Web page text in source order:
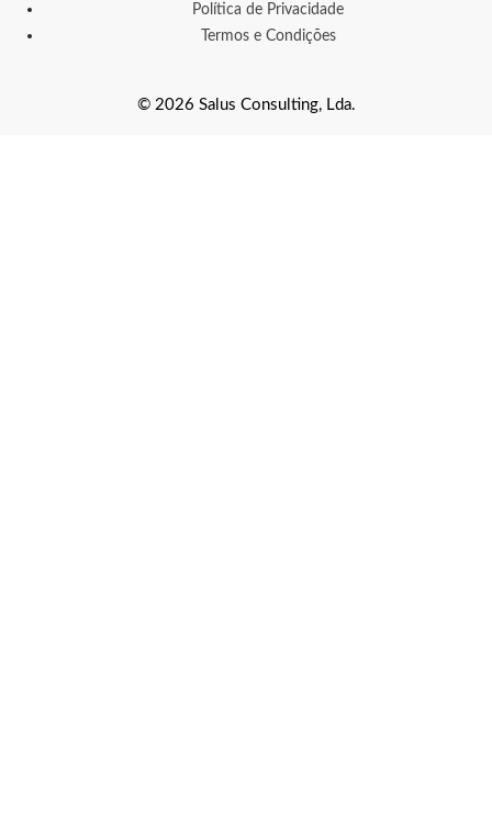
Política de Privacidade
Termos e Condições
© 2026 Salus Consulting, Lda.